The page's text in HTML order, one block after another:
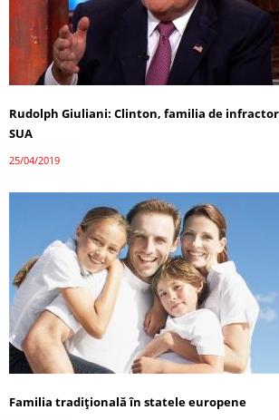
Rudolph Giuliani: Clinton, familia de
SUA
25/04/2019
Familia tradiţională în statele europene